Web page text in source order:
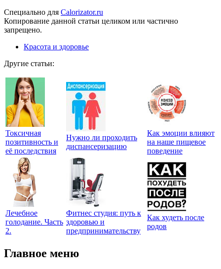
Cпециально для Calorizator.ru
Копирование данной статьи целиком или частично
запрещено.
Красота и здоровье
Другие статьи:
Токсичная
позитивность и
её последствия
Нужно ли проходить
диспансеризацию
Как эмоции влияют
на наше пищевое
поведение
Лечебное
голодание. Часть
2.
Фитнес студия: путь к
здоровью и
предпринимательству
Как худеть после
родов
Главное меню